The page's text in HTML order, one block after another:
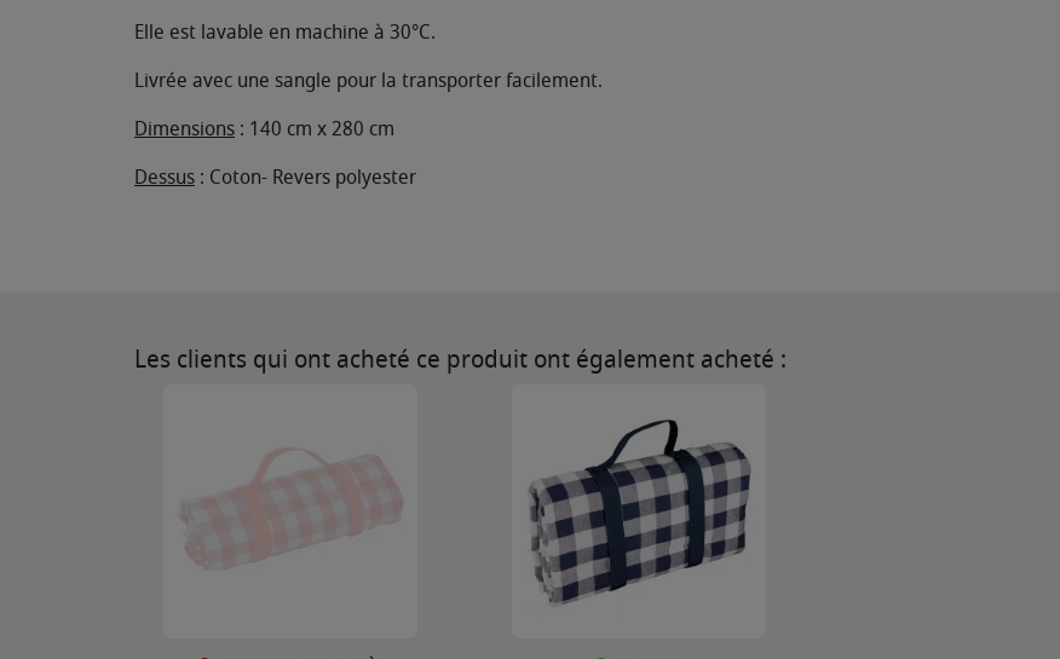
Elle est lavable en machine à 30°C.
Livrée avec une sangle pour la transporter facilement.
Dimensions : 140 cm x 280 cm
Dessus : Coton- Revers polyester
Les clients qui ont acheté ce produit ont également acheté :